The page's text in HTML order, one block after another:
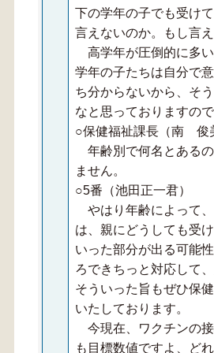
下の学年の子でも受け
言えないのか。もし言
高学年が圧倒的に多
学年の子たちは自分で
ち分からないから、そ
なと思っておりますの
○保健福祉課長（南 俊
年齢別で何名とある
ません。
○5番（池田正一君）
やはり年齢によって
は、親にどうしても受
いった部分が出る可能
ろできちっと対応して
そういった旨もぜひ保
いたしております。
今現在、ワクチンの
も目標数値ですよ、ど